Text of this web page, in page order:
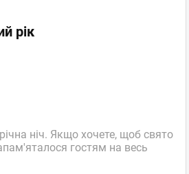
рік
ніч. Якщо хочете, щоб свято
гостям на весь